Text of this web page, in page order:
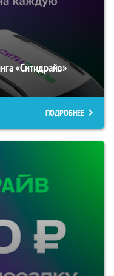
«Ситидрайв»
ПОДРОБНЕЕ